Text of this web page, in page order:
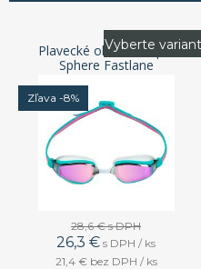
Plavecké okuliare Aqua
Sphere Fastlane
Zľava -8%
28,6 €s DPH
26,3 € s DPH / ks
21,4 € bez DPH / ks
Vyberte variant